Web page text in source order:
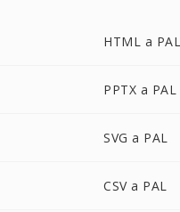
HTML a
PPTX a PAL
SVG a PAL
CSV a PAL